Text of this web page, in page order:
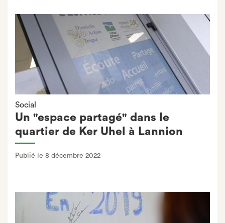
Social
Un "espace partagé" dans le
quartier de Ker Uhel à Lannion
Publié le 8 décembre 2022